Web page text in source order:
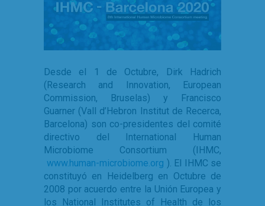
Desde el 1 de Octubre, Dirk Hadrich
(Research and Innovation, European
Commission, Bruselas) y Francisco
Guarner (Vall d’Hebron Institut de Recerca,
Barcelona) son co-presidentes del comité
directivo del International Human
Microbiome Consortium (IHMC,
www.human-microbiome.org ). El IHMC se
constituyó en Heidelberg en Octubre de
2008 por acuerdo entre la Unión Europea y
los National Institutes of Health de los